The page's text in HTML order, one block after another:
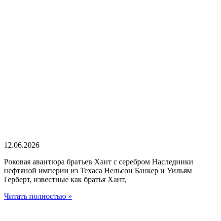
12.06.2026
Роковая авантюра братьев Хант с серебром Наследники
нефтяной империи из Техаса Нельсон Банкер и Уильям
Герберт, известные как братья Хант,
Читать полностью »